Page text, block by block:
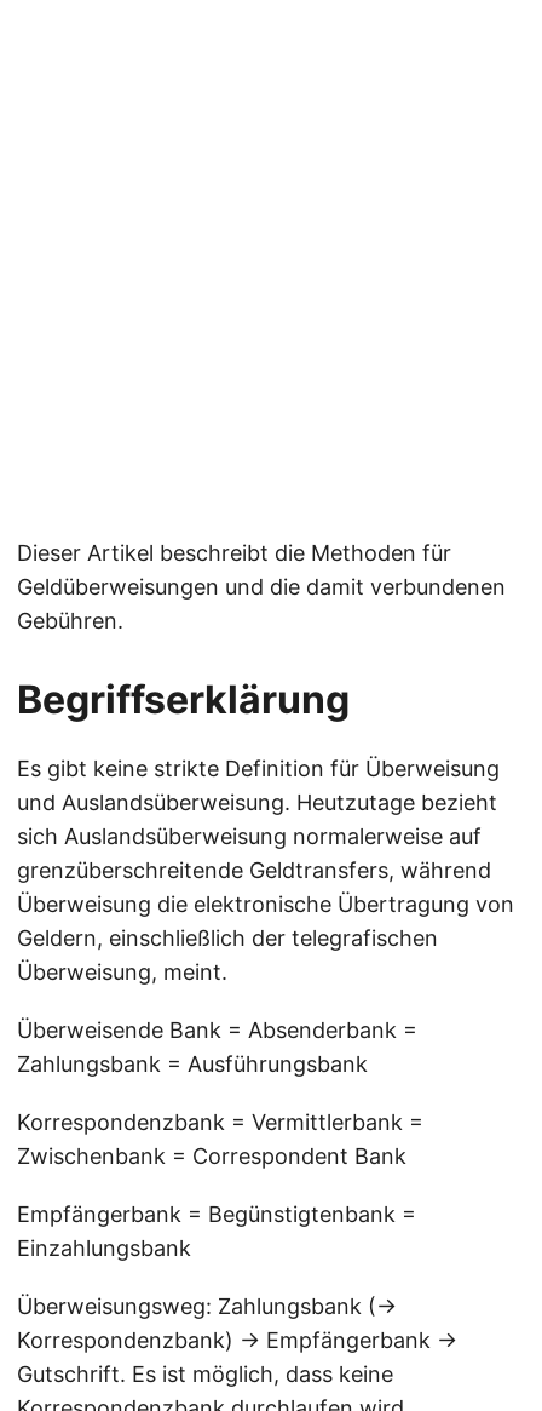
Dieser Artikel beschreibt die Methoden für
Geldüberweisungen und die damit verbundenen
Gebühren.
Begriffserklärung
Es gibt keine strikte Definition für Überweisung
und Auslandsüberweisung. Heutzutage bezieht
sich Auslandsüberweisung normalerweise auf
grenzüberschreitende Geldtransfers, während
Überweisung die elektronische Übertragung von
Geldern, einschließlich der telegrafischen
Überweisung, meint.
Überweisende Bank = Absenderbank =
Zahlungsbank = Ausführungsbank
Korrespondenzbank = Vermittlerbank =
Zwischenbank = Correspondent Bank
Empfängerbank = Begünstigtenbank =
Einzahlungsbank
Überweisungsweg: Zahlungsbank (→
Korrespondenzbank) → Empfängerbank →
Gutschrift. Es ist möglich, dass keine